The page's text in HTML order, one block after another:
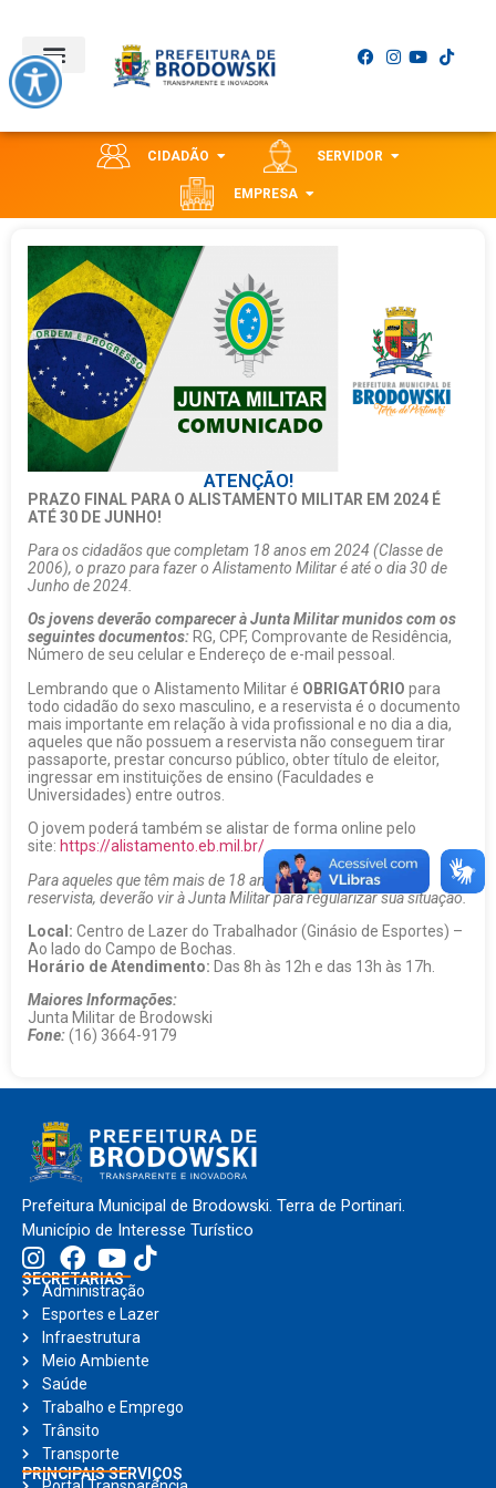
CIDADÃO SERVIDOR
EMPRESA
ATENÇÃO!
PRAZO FINAL PARA O ALISTAMENTO MILITAR EM 2024 É
ATÉ 30 DE JUNHO!
Para os cidadãos que completam 18 anos em 2024 (Classe de
2006), o prazo para fazer o Alistamento Militar é até o dia 30 de
Junho de 2024.
Os jovens deverão comparecer à Junta Militar munidos com os
seguintes documentos: RG, CPF, Comprovante de Residência,
Número de seu celular e Endereço de e-mail pessoal.
Lembrando que o Alistamento Militar é OBRIGATÓRIO para
todo cidadão do sexo masculino, e a reservista é o documento
mais importante em relação à vida profissional e no dia a dia,
aqueles que não possuem a reservista não conseguem tirar
passaporte, prestar concurso público, obter título de eleitor,
ingressar em instituições de ensino (Faculdades e
Universidades) entre outros.
O jovem poderá também se alistar de forma online pelo
site: https://alistamento.eb.mil.br/
Para aqueles que têm mais de 18 anos e ainda não tem sua
reservista, deverão vir à Junta Militar para regularizar sua situação.
Local: Centro de Lazer do Trabalhador (Ginásio de Esportes) –
Ao lado do Campo de Bochas.
Horário de Atendimento: Das 8h às 12h e das 13h às 17h.
Maiores Informações:
Junta Militar de Brodowski
Fone:(16) 3664-9179
Prefeitura Municipal de Brodowski. Terra de Portinari.
Município de Interesse Turístico
SECRETARIAS
Administração
Esportes e Lazer
Infraestrutura
Meio Ambiente
Saúde
Trabalho e Emprego
Trânsito
Transporte
PRINCIPAIS SERVIÇOS